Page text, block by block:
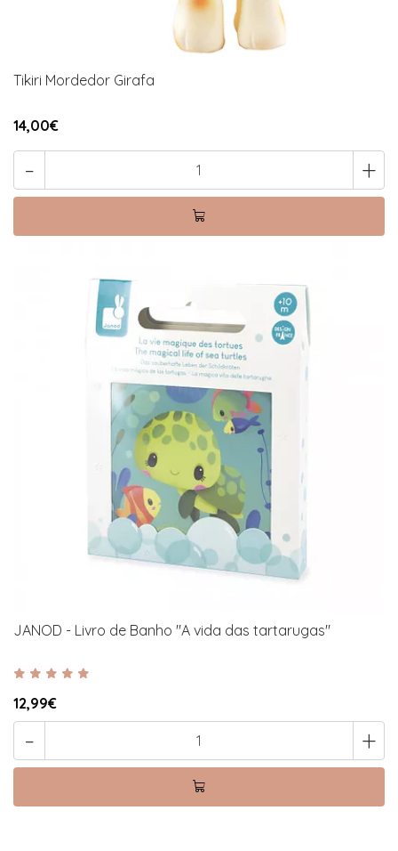
Tikiri Mordedor Girafa
14,00€
- +
JANOD - Livro de Banho "A vida das tartarugas"
12,99€
- +